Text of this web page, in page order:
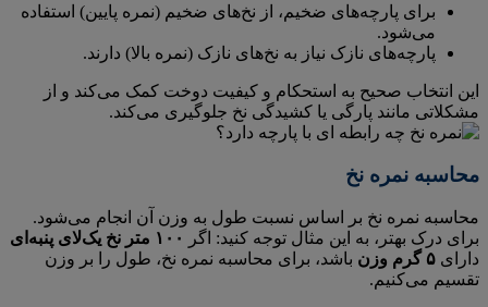
برای پارچه‌های ضخیم، از نخ‌های ضخیم (نمره پایین) استفاده
می‌شود.
پارچه‌های نازک نیاز به نخ‌های نازک (نمره بالا) دارند.
این انتخاب صحیح به استحکام و کیفیت دوخت کمک می‌کند و از
مشکلاتی مانند پارگی یا کشیدگی نخ جلوگیری می‌کند.
محاسبه نمره نخ
محاسبه نمره نخ بر اساس نسبت طول به وزن آن انجام می‌شود.
برای درک بهتر، به این مثال توجه کنید: اگر
۱۰۰ متر نخ یک‌لای پنبه‌ای
دارای ۵ گرم وزن
باشد، برای محاسبه نمره نخ، طول را بر وزن
تقسیم می‌کنیم.